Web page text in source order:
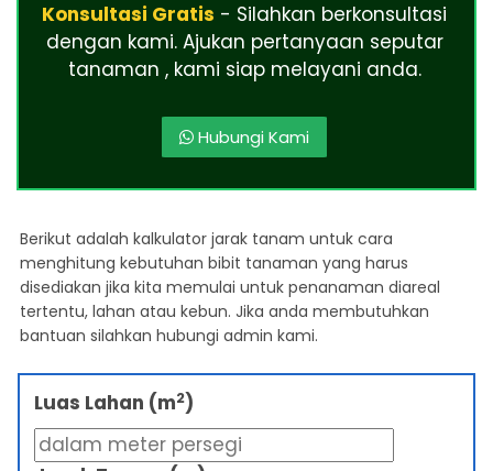
Konsultasi Gratis - Silahkan berkonsultasi
dengan kami. Ajukan pertanyaan seputar
tanaman , kami siap melayani anda.
Hubungi Kami
Berikut adalah kalkulator jarak tanam untuk cara
menghitung kebutuhan bibit tanaman yang harus
disediakan jika kita memulai untuk penanaman diareal
tertentu, lahan atau kebun. Jika anda membutuhkan
bantuan silahkan hubungi admin kami.
Luas Lahan (m2)